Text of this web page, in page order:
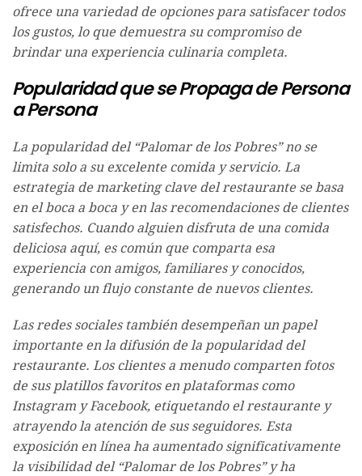
ofrece una variedad de opciones para satisfacer todos
los gustos, lo que demuestra su compromiso de
brindar una experiencia culinaria completa.
Popularidad que se Propaga de Persona
a Persona
La popularidad del “Palomar de los Pobres” no se
limita solo a su excelente comida y servicio. La
estrategia de marketing clave del restaurante se basa
en el boca a boca y en las recomendaciones de clientes
satisfechos. Cuando alguien disfruta de una comida
deliciosa aquí, es común que comparta esa
experiencia con amigos, familiares y conocidos,
generando un flujo constante de nuevos clientes.
Las redes sociales también desempeñan un papel
importante en la difusión de la popularidad del
restaurante. Los clientes a menudo comparten fotos
de sus platillos favoritos en plataformas como
Instagram y Facebook, etiquetando el restaurante y
atrayendo la atención de sus seguidores. Esta
exposición en línea ha aumentado significativamente
la visibilidad del “Palomar de los Pobres” y ha